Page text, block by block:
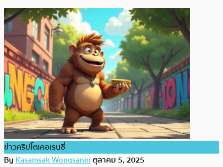
ข่าวคริปโตเคอเรนซี่
ByKasamsak Wongsaninตุลาคม 5, 2025